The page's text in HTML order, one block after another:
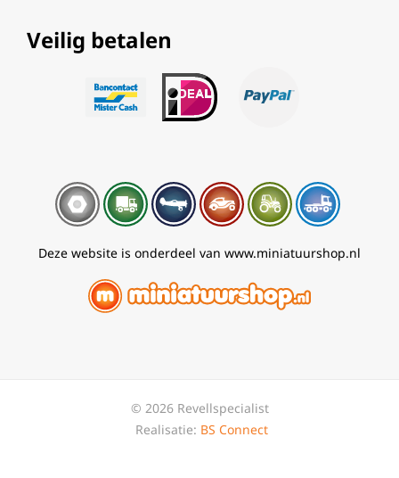
Veilig betalen
Deze website is onderdeel van www.miniatuurshop.nl
© 2026 Revellspecialist
Realisatie: BS Connect